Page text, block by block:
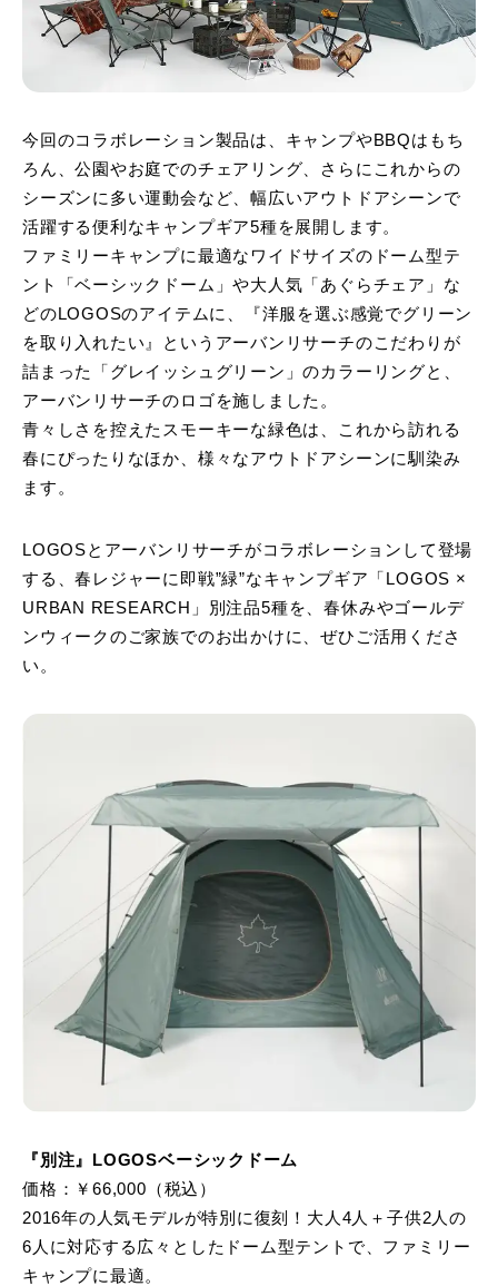
今回のコラボレーション製品は、キャンプやBBQはもち
ろん、公園やお庭でのチェアリング、さらにこれからの
シーズンに多い運動会など、幅広いアウトドアシーンで
活躍する便利なキャンプギア5種を展開します。
ファミリーキャンプに最適なワイドサイズのドーム型テ
ント「ベーシックドーム」や大人気「あぐらチェア」な
どのLOGOSのアイテムに、『洋服を選ぶ感覚でグリーン
を取り入れたい』というアーバンリサーチのこだわりが
詰まった「グレイッシュグリーン」のカラーリングと、
アーバンリサーチのロゴを施しました。
青々しさを控えたスモーキーな緑色は、これから訪れる
春にぴったりなほか、様々なアウトドアシーンに馴染み
ます。
LOGOSとアーバンリサーチがコラボレーションして登場
する、春レジャーに即戦”緑”なキャンプギア「LOGOS ×
URBAN RESEARCH」別注品5種を、春休みやゴールデ
ンウィークのご家族でのお出かけに、ぜひご活用くださ
い。
『別注』LOGOSベーシックドーム
価格：￥66,000（税込）
2016年の人気モデルが特別に復刻！大人4人＋子供2人の
6人に対応する広々としたドーム型テントで、ファミリー
キャンプに最適。